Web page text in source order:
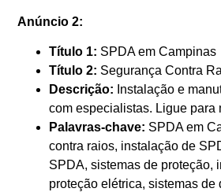
Anúncio 2:
Título 1: SPDA em Campinas
Título 2: Segurança Contra
Descrição: Instalação e
com especialistas. Ligue para
Palavras-chave: SPDA em
contra raios, instalação de
SPDA, sistemas de proteção,
proteção elétrica, sistemas de